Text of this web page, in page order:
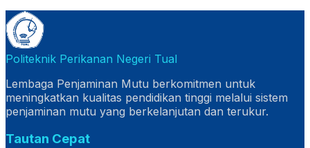
Politeknik Perikanan Negeri Tual
Lembaga Penjaminan Mutu berkomitmen untuk
meningkatkan kualitas pendidikan tinggi melalui sistem
penjaminan mutu yang berkelanjutan dan terukur.
Tautan Cepat